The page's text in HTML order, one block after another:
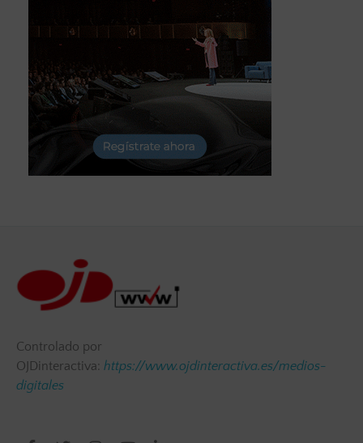
Controlado por
OJDinteractiva: https://www.ojdinteractiva.es/medios-
digitales